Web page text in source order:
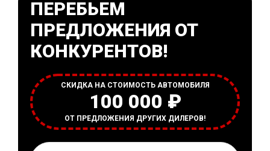
ПЕРЕБЬЕМ
ПРЕДЛОЖЕНИЯ ОТ
КОНКУРЕНТОВ!
СКИДКА НА СТОИМОСТЬ АВТОМОБИЛЯ
100 000 ₽
ОТ ПРЕДЛОЖЕНИЯ ДРУГИХ ДИЛЕРОВ!